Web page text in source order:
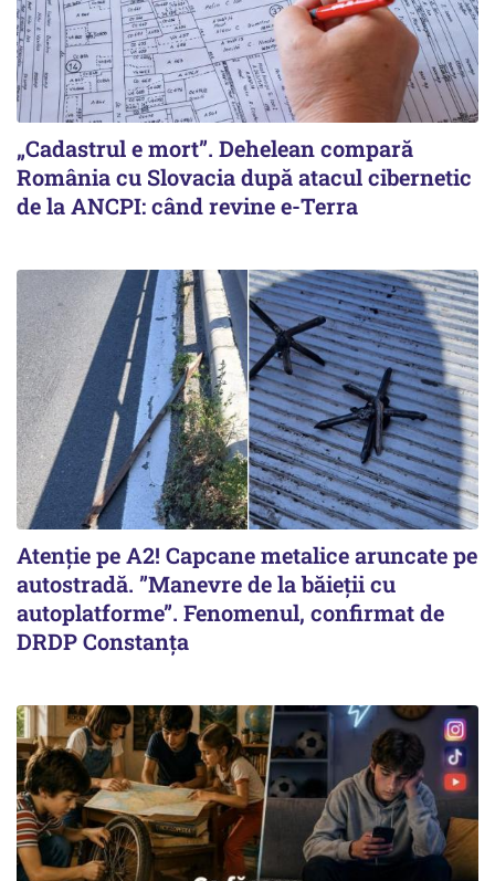
„Cadastrul e mort”. Dehelean compară
România cu Slovacia după atacul cibernetic
de la ANCPI: când revine e-Terra
Atenție pe A2! Capcane metalice aruncate pe
autostradă. ”Manevre de la băieții cu
autoplatforme”. Fenomenul, confirmat de
DRDP Constanța